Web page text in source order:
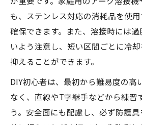
半自動溶接で発生しやす
ステンレス配管溶接のス
法
配管溶接アークで避けた
DIYでも安心なステンレス配
DIY向けステンレス配管
ステンレスパイプ溶接
も、ステンレス対応の消耗品を使
確保できます。また、溶接時には
いよう注意し、短い区間ごとに冷
抑えることができます。
DIY初心者は、最初から難易度の高
なく、直線やT字継手などから練習
う。安全面にも配慮し、必ず防護